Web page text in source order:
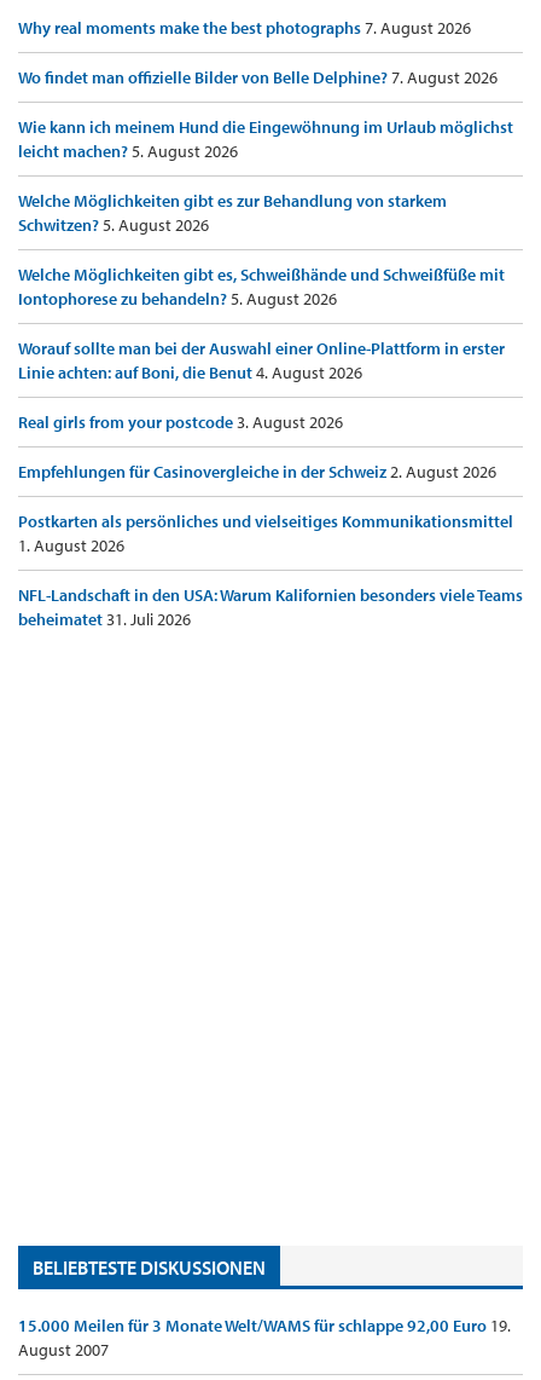
Why real moments make the best photographs7. August 2026
Wo findet man offizielle Bilder von Belle Delphine?7. August 2026
Wie kann ich meinem Hund die Eingewöhnung im Urlaub möglichst
leicht machen?5. August 2026
Welche Möglichkeiten gibt es zur Behandlung von starkem
Schwitzen?5. August 2026
Welche Möglichkeiten gibt es, Schweißhände und Schweißfüße mit
Iontophorese zu behandeln?5. August 2026
Worauf sollte man bei der Auswahl einer Online-Plattform in erster
Linie achten: auf Boni, die Benut4. August 2026
Real girls from your postcode3. August 2026
Empfehlungen für Casinovergleiche in der Schweiz2. August 2026
Postkarten als persönliches und vielseitiges Kommunikationsmittel
1. August 2026
NFL-Landschaft in den USA: Warum Kalifornien besonders viele Teams
beheimatet31. Juli 2026
BELIEBTESTE DISKUSSIONEN
15.000 Meilen für 3 Monate Welt/WAMS für schlappe 92,00 Euro 19.
August 2007